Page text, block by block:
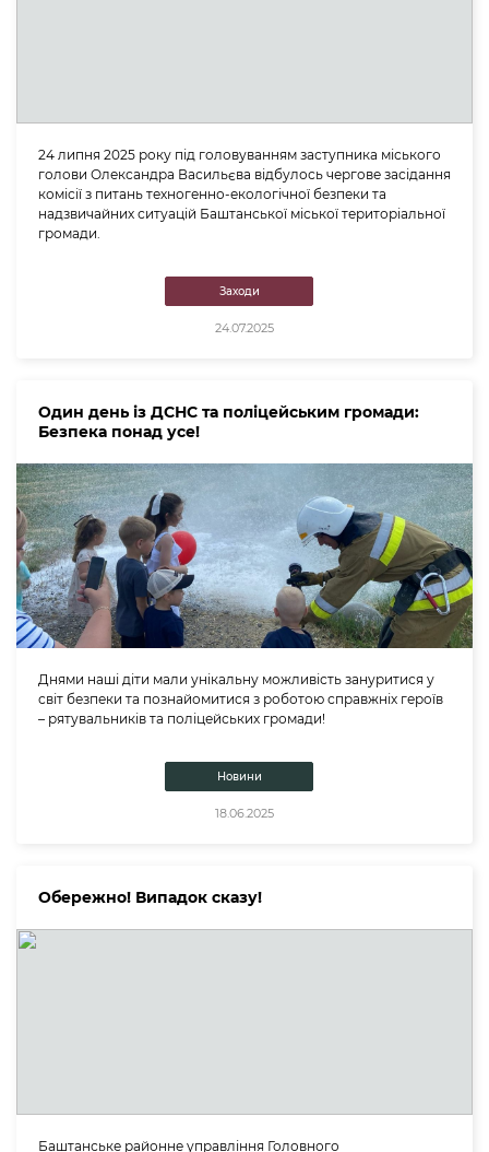
24 липня 2025 року під головуванням заступника міського
голови Олександра Васильєва відбулось чергове засідання
комісії з питань техногенно-екологічної безпеки та
надзвичайних ситуацій Баштанської міської територіальної
громади.
Заходи
24.07.2025
Один день із ДСНС та поліцейським громади:
Безпека понад усе!
Днями наші діти мали унікальну можливість зануритися у
світ безпеки та познайомитися з роботою справжніх героїв
– рятувальників та поліцейських громади!
Новини
18.06.2025
Обережно! Випадок сказу!
Баштанське районне управління Головного